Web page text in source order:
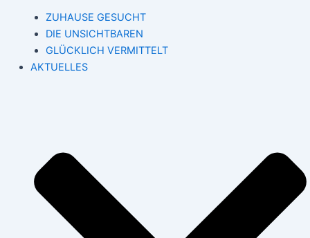
ZUHAUSE GESUCHT
DIE UNSICHTBAREN
GLÜCKLICH VERMITTELT
AKTUELLES